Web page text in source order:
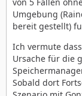
Umgebung
bereit gestellt)
Ich vermute
Ursache für die
Sobald dort